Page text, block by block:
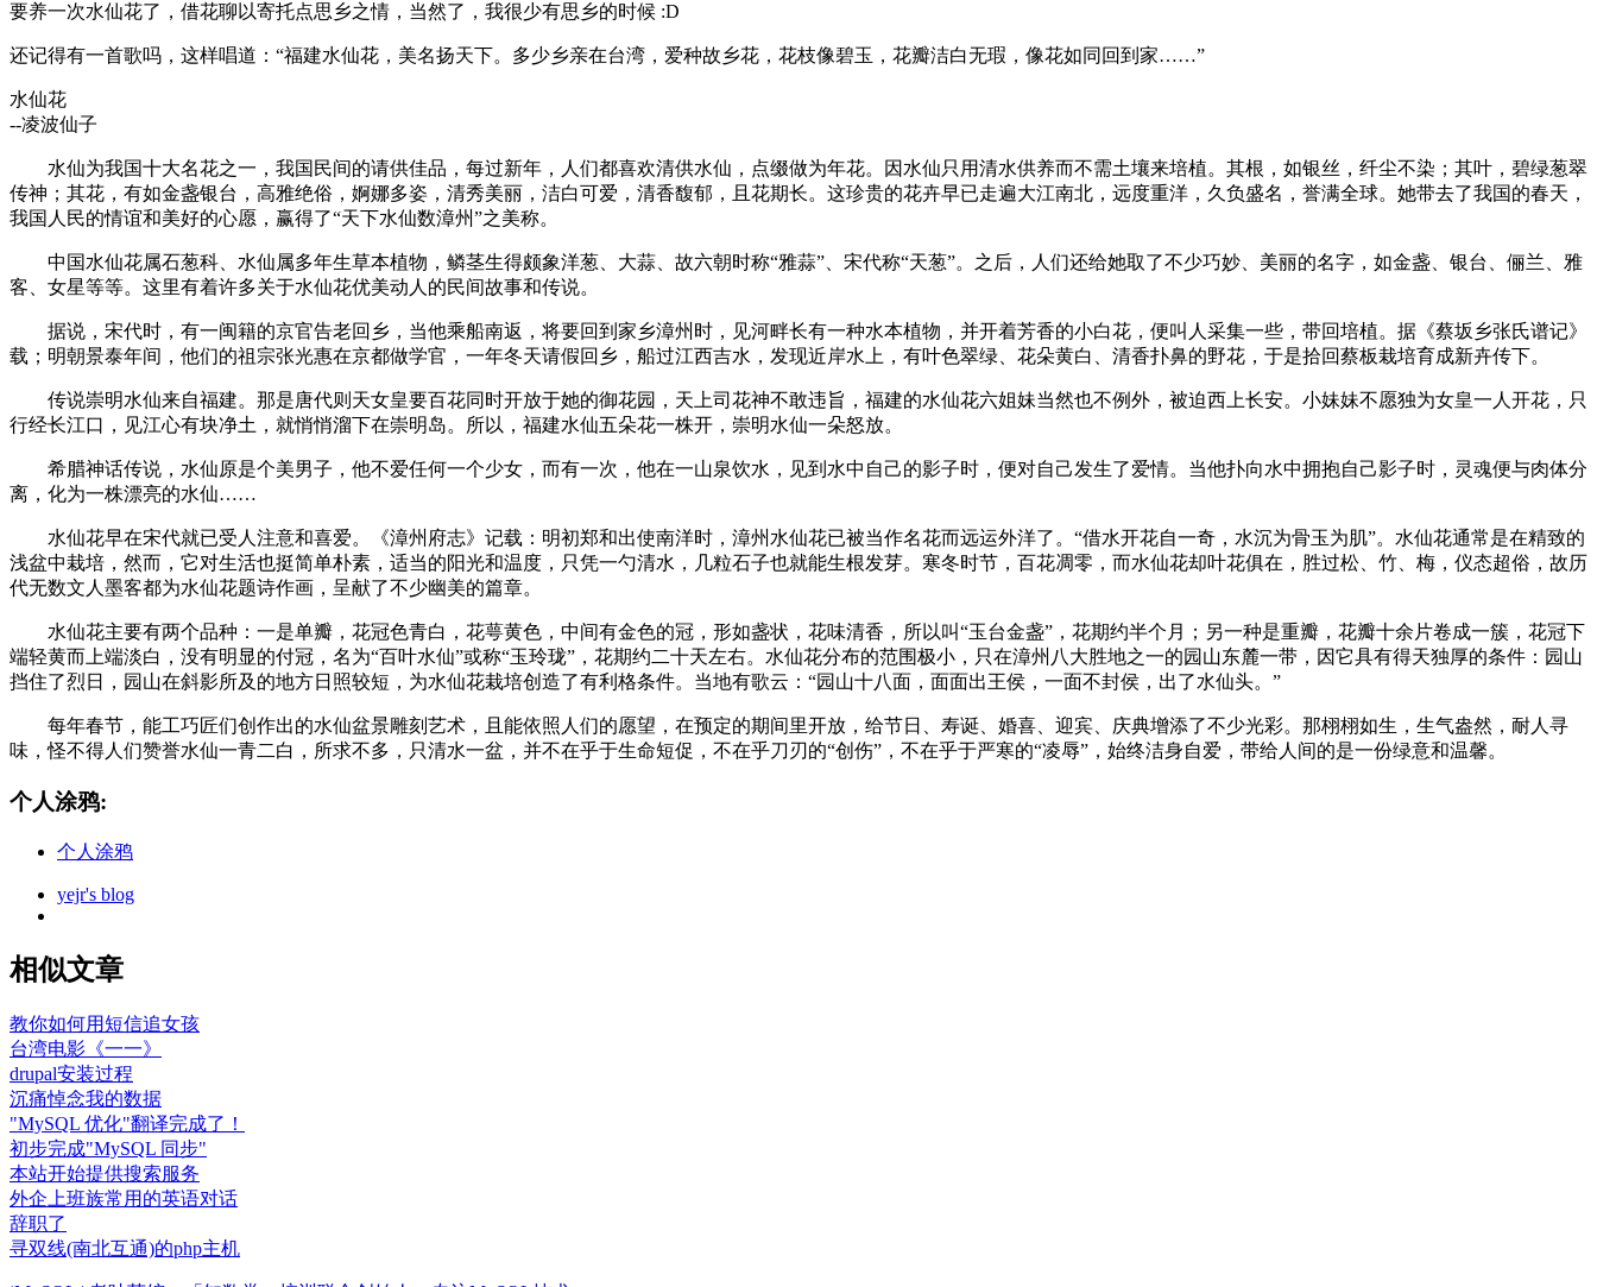
要养一次水仙花了，借花聊以寄托点思乡之情，当然了，我很少有思乡的时候 :D
还记得有一首歌吗，这样唱道：“福建水仙花，美名扬天下。多少乡亲在台湾，爱种故乡花，花枝像碧玉，花瓣洁白无瑕，像花如同回到家……”
水仙花
--凌波仙子
水仙为我国十大名花之一，我国民间的请供佳品，每过新年，人们都喜欢清供水仙，点缀做为年花。因水仙只用清水供养而不需土壤来培植。其根，如银丝，纤尘不染；其叶，碧绿葱翠
传神；其花，有如金盏银台，高雅绝俗，婀娜多姿，清秀美丽，洁白可爱，清香馥郁，且花期长。这珍贵的花卉早已走遍大江南北，远度重洋，久负盛名，誉满全球。她带去了我国的春天，
我国人民的情谊和美好的心愿，赢得了“天下水仙数漳州”之美称。
中国水仙花属石葱科、水仙属多年生草本植物，鳞茎生得颇象洋葱、大蒜、故六朝时称“雅蒜”、宋代称“天葱”。之后，人们还给她取了不少巧妙、美丽的名字，如金盏、银台、俪兰、雅
客、女星等等。这里有着许多关于水仙花优美动人的民间故事和传说。
据说，宋代时，有一闽籍的京官告老回乡，当他乘船南返，将要回到家乡漳州时，见河畔长有一种水本植物，并开着芳香的小白花，便叫人采集一些，带回培植。据《蔡坂乡张氏谱记》
载；明朝景泰年间，他们的祖宗张光惠在京都做学官，一年冬天请假回乡，船过江西吉水，发现近岸水上，有叶色翠绿、花朵黄白、清香扑鼻的野花，于是拾回蔡板栽培育成新卉传下。
传说崇明水仙来自福建。那是唐代则天女皇要百花同时开放于她的御花园，天上司花神不敢违旨，福建的水仙花六姐妹当然也不例外，被迫西上长安。小妹妹不愿独为女皇一人开花，只
行经长江口，见江心有块净土，就悄悄溜下在崇明岛。所以，福建水仙五朵花一株开，崇明水仙一朵怒放。
希腊神话传说，水仙原是个美男子，他不爱任何一个少女，而有一次，他在一山泉饮水，见到水中自己的影子时，便对自己发生了爱情。当他扑向水中拥抱自己影子时，灵魂便与肉体分
离，化为一株漂亮的水仙……
水仙花早在宋代就已受人注意和喜爱。《漳州府志》记载：明初郑和出使南洋时，漳州水仙花已被当作名花而远运外洋了。“借水开花自一奇，水沉为骨玉为肌”。水仙花通常是在精致的
浅盆中栽培，然而，它对生活也挺简单朴素，适当的阳光和温度，只凭一勺清水，几粒石子也就能生根发芽。寒冬时节，百花凋零，而水仙花却叶花俱在，胜过松、竹、梅，仪态超俗，故历
代无数文人墨客都为水仙花题诗作画，呈献了不少幽美的篇章。
水仙花主要有两个品种：一是单瓣，花冠色青白，花萼黄色，中间有金色的冠，形如盏状，花味清香，所以叫“玉台金盏”，花期约半个月；另一种是重瓣，花瓣十余片卷成一簇，花冠下
端轻黄而上端淡白，没有明显的付冠，名为“百叶水仙”或称“玉玲珑”，花期约二十天左右。水仙花分布的范围极小，只在漳州八大胜地之一的园山东麓一带，因它具有得天独厚的条件：园山
挡住了烈日，园山在斜影所及的地方日照较短，为水仙花栽培创造了有利格条件。当地有歌云：“园山十八面，面面出王侯，一面不封侯，出了水仙头。”
每年春节，能工巧匠们创作出的水仙盆景雕刻艺术，且能依照人们的愿望，在预定的期间里开放，给节日、寿诞、婚喜、迎宾、庆典增添了不少光彩。那栩栩如生，生气盎然，耐人寻
味，怪不得人们赞誉水仙一青二白，所求不多，只清水一盆，并不在乎于生命短促，不在乎刀刃的“创伤”，不在乎于严寒的“凌辱”，始终洁身自爱，带给人间的是一份绿意和温馨。
个人涂鸦:
个人涂鸦
yejr's blog
相似文章
教你如何用短信追女孩
台湾电影《一一》
drupal安装过程
沉痛悼念我的数据
"MySQL 优化"翻译完成了！
初步完成"MySQL 同步"
本站开始提供搜索服务
外企上班族常用的英语对话
辞职了
寻双线(南北互通)的php主机